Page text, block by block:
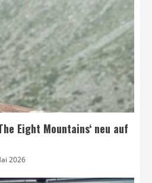
Eight Mountains‘ neu auf
2026